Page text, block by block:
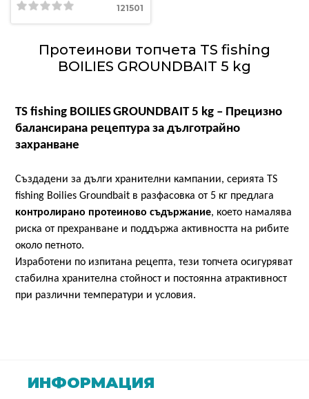
Сонари
Контакти
Поръчка
доставка
Условия
за
ползване
121501
Протеинови топчета TS fishing
BOILIES GROUNDBAIT 5 kg
TS fishing BOILIESGROUNDBAIT 5 kg – Прецизно
балансирана рецептура за дълготрайно
захранване
Създадени за дълги хранителни кампании, серията TS
fishing Boilies Groundbait в разфасовка от 5 кг предлага
контролирано протеиново съдържание, което намалява
риска от прехранване и поддържа активността на рибите
около петното.
Изработени по изпитана рецепта, тези топчета осигуряват
стабилна хранителна стойност и постоянна атрактивност
при различни температури и условия.
ИНФОРМАЦИЯ